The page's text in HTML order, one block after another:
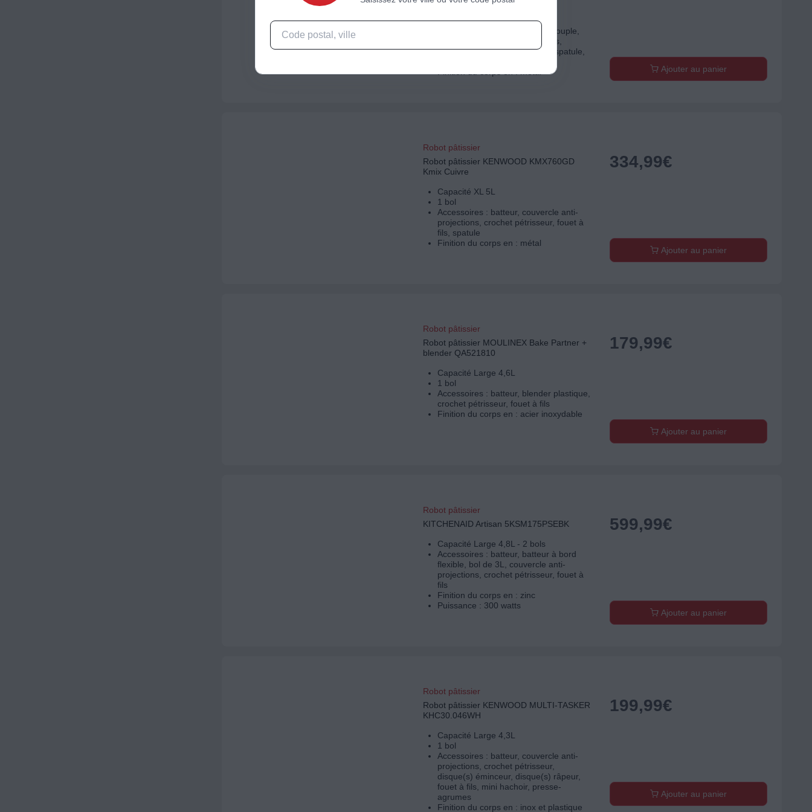
2 bols
Accessoires : batteur, batteur souple,
fouet, couvercle anti-projections,
crochet pétrisseur, fouet à fils, spatule,
Finition du corps en : métal
Ajouter au panier
Robot pâtissier
Robot pâtissier KENWOOD KMX760GD
Kmix Cuivre
Capacité XL 5L
1 bol
Accessoires : batteur, couvercle anti-
projections, crochet pétrisseur, fouet à
fils, spatule
Finition du corps en : métal
334,99€
Ajouter au panier
Robot pâtissier
Robot pâtissier MOULINEX Bake Partner +
blender QA521810
Capacité Large 4,6L
1 bol
Accessoires : batteur, blender plastique,
crochet pétrisseur, fouet à fils
Finition du corps en : acier inoxydable
179,99€
Ajouter au panier
Robot pâtissier
KITCHENAID Artisan 5KSM175PSEBK
Capacité Large 4,8L - 2 bols
Accessoires : batteur, batteur à bord
flexible, bol de 3L, couvercle anti-
projections, crochet pétrisseur, fouet à
fils
Finition du corps en : zinc
Puissance : 300 watts
599,99€
Ajouter au panier
Robot pâtissier
Robot pâtissier KENWOOD MULTI-TASKER
KHC30.046WH
Capacité Large 4,3L
1 bol
Accessoires : batteur, couvercle anti-
projections, crochet pétrisseur,
disque(s) éminceur, disque(s) râpeur,
fouet à fils, mini hachoir, presse-
agrumes
Finition du corps en : inox et plastique
199,99€
Ajouter au panier